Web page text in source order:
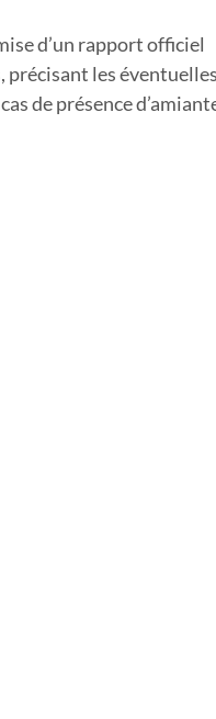
d’un rapport officiel
précisant les éventuelles
de présence